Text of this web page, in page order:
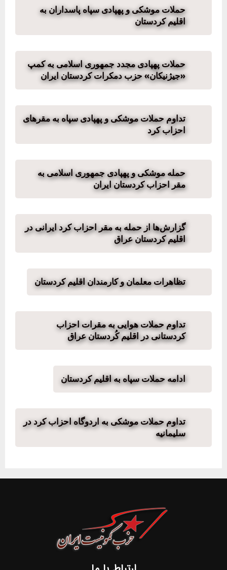
حملات موشکی و پهپادی سپاه پاسداران به
اقلیم کردستان
حملات پهپادی مجدد جمهوری اسلامی به کمپ
«جیژنیکان» حزب دمکرات کردستان ایران
تداوم حملات موشکی و پهپادی سپاه به مقرهای
احزاب کرد
حمله موشکی و پهپادی جمهوری اسلامی به
مقر احزاب کردستان ایران
گزارش‌ها از حمله به مقر احزاب کرد ایرانی در
اقلیم کردستان عراق
تظاهرات معلمان و کارمندان اقلیم کردستان
تداوم حملات هوایی به مقرات احزاب
کردستانی در اقلیم کُردستان عراق
ادامه حملات سپاه به اقلیم کردستان
تداوم حملات موشکی به اردوگاه احزاب کرد در
سلیمانیه